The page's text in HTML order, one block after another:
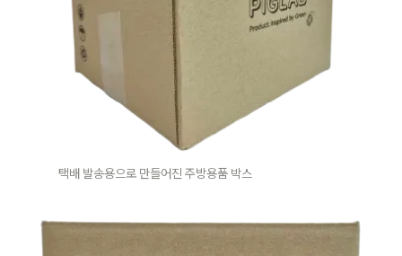
택배 발송용으로 만들어진 주방용품 박스